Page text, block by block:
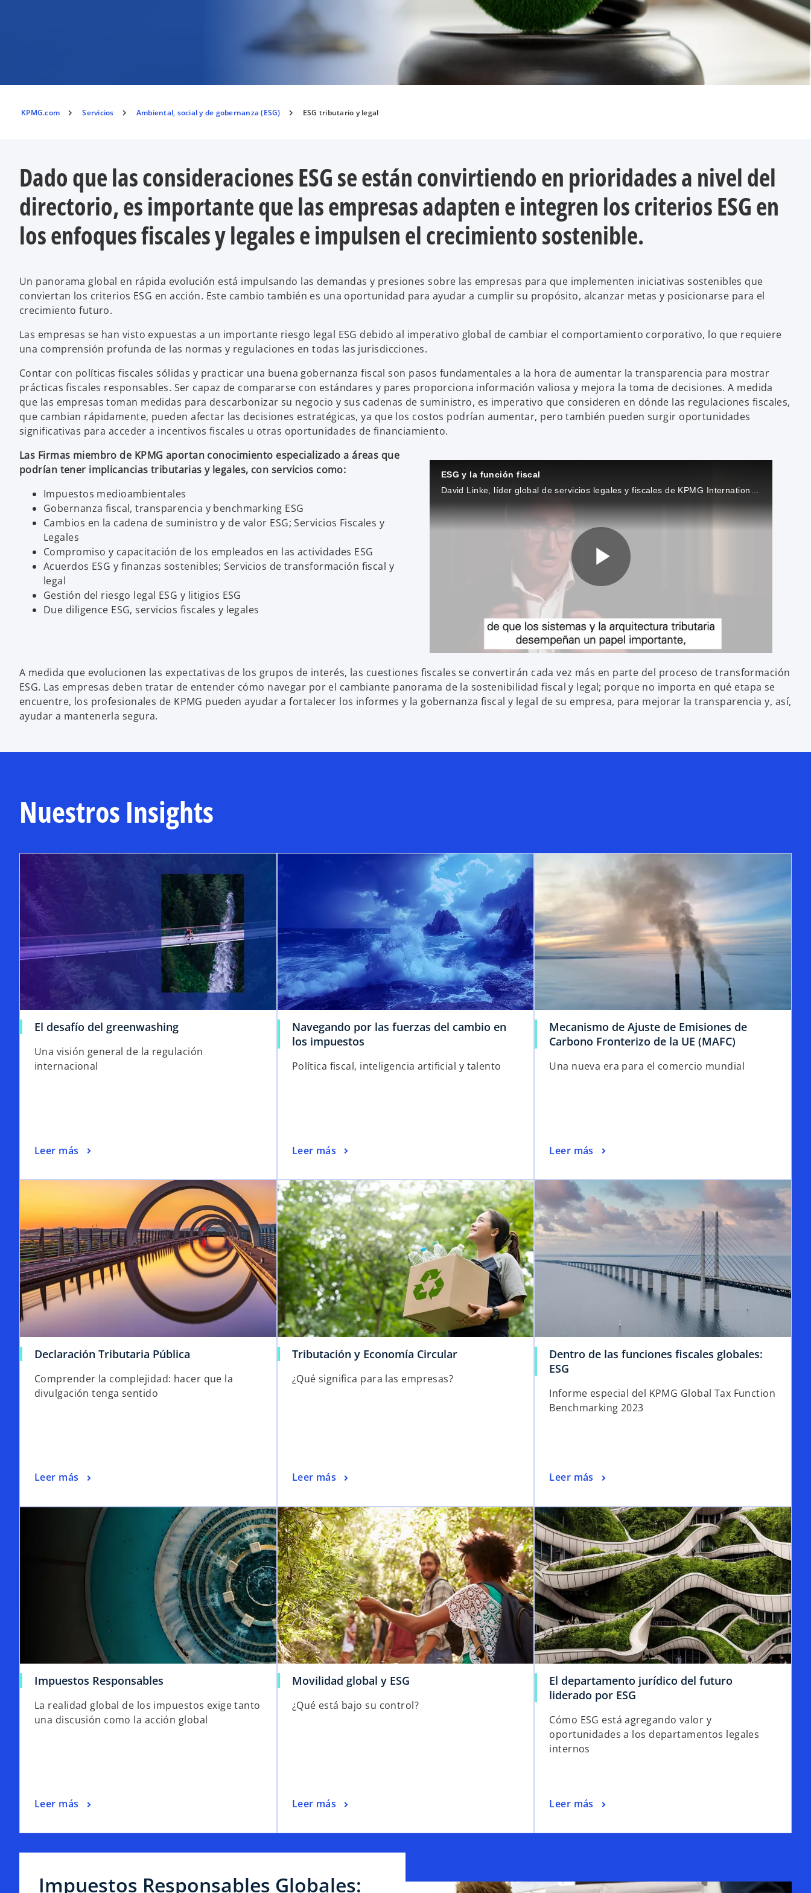
KPMG.com Servicios Ambiental, social y de gobernanza (ESG) ESG tributario y legal
Dado que las consideraciones ESG se están convirtiendo en prioridades a nivel del
directorio, es importante que las empresas adapten e integren los criterios ESG en
los enfoques fiscales y legales e impulsen el crecimiento sostenible.
Un panorama global en rápida evolución está impulsando las demandas y presiones sobre las empresas para que implementen iniciativas sostenibles que
conviertan los criterios ESG en acción. Este cambio también es una oportunidad para ayudar a cumplir su propósito, alcanzar metas y posicionarse para el
crecimiento futuro.
Las empresas se han visto expuestas a un importante riesgo legal ESG debido al imperativo global de cambiar el comportamiento corporativo, lo que requiere
una comprensión profunda de las normas y regulaciones en todas las jurisdicciones.
Contar con políticas fiscales sólidas y practicar una buena gobernanza fiscal son pasos fundamentales a la hora de aumentar la transparencia para mostrar
prácticas fiscales responsables. Ser capaz de compararse con estándares y pares proporciona información valiosa y mejora la toma de decisiones. A medida
que las empresas toman medidas para descarbonizar su negocio y sus cadenas de suministro, es imperativo que consideren en dónde las regulaciones fiscales,
que cambian rápidamente, pueden afectar las decisiones estratégicas, ya que los costos podrían aumentar, pero también pueden surgir oportunidades
significativas para acceder a incentivos fiscales u otras oportunidades de financiamiento.
Las Firmas miembro de KPMG aportan conocimiento especializado a áreas que
podrían tener implicancias tributarias y legales, con servicios como:
Impuestos medioambientales
Gobernanza fiscal, transparencia y benchmarking ESG
Cambios en la cadena de suministro y de valor ESG; Servicios Fiscales y
Legales
Compromiso y capacitación de los empleados en las actividades ESG
Acuerdos ESG y finanzas sostenibles; Servicios de transformación fiscal y
legal
Gestión del riesgo legal ESG y litigios ESG
Due diligence ESG, servicios fiscales y legales
ESG y la función fiscal
P
l
a
y
i
d
e
o
A medida que evolucionen las expectativas de los grupos de interés, las cuestiones fiscales se convertirán cada vez más en parte del proceso de transformación
ESG. Las empresas deben tratar de entender cómo navegar por el cambiante panorama de la sostenibilidad fiscal y legal; porque no importa en qué etapa se
encuentre, los profesionales de KPMG pueden ayudar a fortalecer los informes y la gobernanza fiscal y legal de su empresa, para mejorar la transparencia y, así,
ayudar a mantenerla segura.
Nuestros Insights
El desafío del greenwashing
Una visión general de la regulación
internacional
Leer más
Navegando por las fuerzas del cambio en
los impuestos
Política fiscal, inteligencia artificial y talento
Leer más
Mecanismo de Ajuste de Emisiones de
Carbono Fronterizo de la UE (MAFC)
Una nueva era para el comercio mundial
Leer más
Declaración Tributaria Pública
Comprender la complejidad: hacer que la
divulgación tenga sentido
Leer más
Tributación y Economía Circular
¿Qué significa para las empresas?
Leer más
Dentro de las funciones fiscales globales:
ESG
Informe especial del KPMG Global Tax Function
Benchmarking 2023
Leer más
Impuestos Responsables
La realidad global de los impuestos exige tanto
una discusión como la acción global
Leer más
Movilidad global y ESG
¿Qué está bajo su control?
Leer más
El departamento jurídico del futuro
liderado por ESG
Cómo ESG está agregando valor y
oportunidades a los departamentos legales
internos
Leer más
Impuestos Responsables Globales: